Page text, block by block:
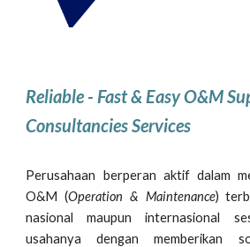
Reliable - Fast & Easy O&M
Consultancies Services
Perusahaan berperan aktif dalam
O&M (Operation & Maintenance)
nasional maupun internasional
usahanya dengan memberikan